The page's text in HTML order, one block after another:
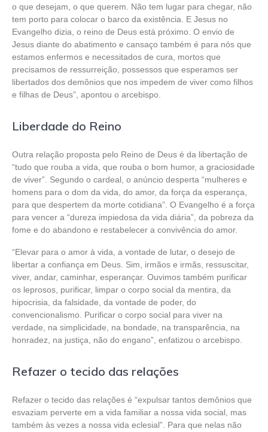
o que desejam, o que querem. Não tem lugar para chegar, não
tem porto para colocar o barco da existência. E Jesus no
Evangelho dizia, o reino de Deus está próximo. O envio de
Jesus diante do abatimento e cansaço também é para nós que
estamos enfermos e necessitados de cura, mortos que
precisamos de ressurreição, possessos que esperamos ser
libertados dos demônios que nos impedem de viver como filhos
e filhas de Deus”, apontou o arcebispo.
Liberdade do Reino
Outra relação proposta pelo Reino de Deus é da libertação de
“tudo que rouba a vida, que rouba o bom humor, a graciosidade
de viver”. Segundo o cardeal, o anúncio desperta “mulheres e
homens para o dom da vida, do amor, da força da esperança,
para que despertem da morte cotidiana”. O Evangelho é a força
para vencer a “dureza impiedosa da vida diária”, da pobreza da
fome e do abandono e restabelecer a convivência do amor.
“Elevar para o amor à vida, a vontade de lutar, o desejo de
libertar a confiança em Deus. Sim, irmãos e irmãs, ressuscitar,
viver, andar, caminhar, esperançar. Ouvimos também purificar
os leprosos, purificar, limpar o corpo social da mentira, da
hipocrisia, da falsidade, da vontade de poder, do
convencionalismo. Purificar o corpo social para viver na
verdade, na simplicidade, na bondade, na transparência, na
honradez, na justiça, não do engano”, enfatizou o arcebispo.
Refazer o tecido das relações
Refazer o tecido das relações é “expulsar tantos demônios que
esvaziam perverte em a vida familiar a nossa vida social, mas
também às vezes a nossa vida eclesial”. Para que nelas não